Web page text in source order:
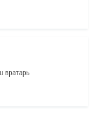
вратарь